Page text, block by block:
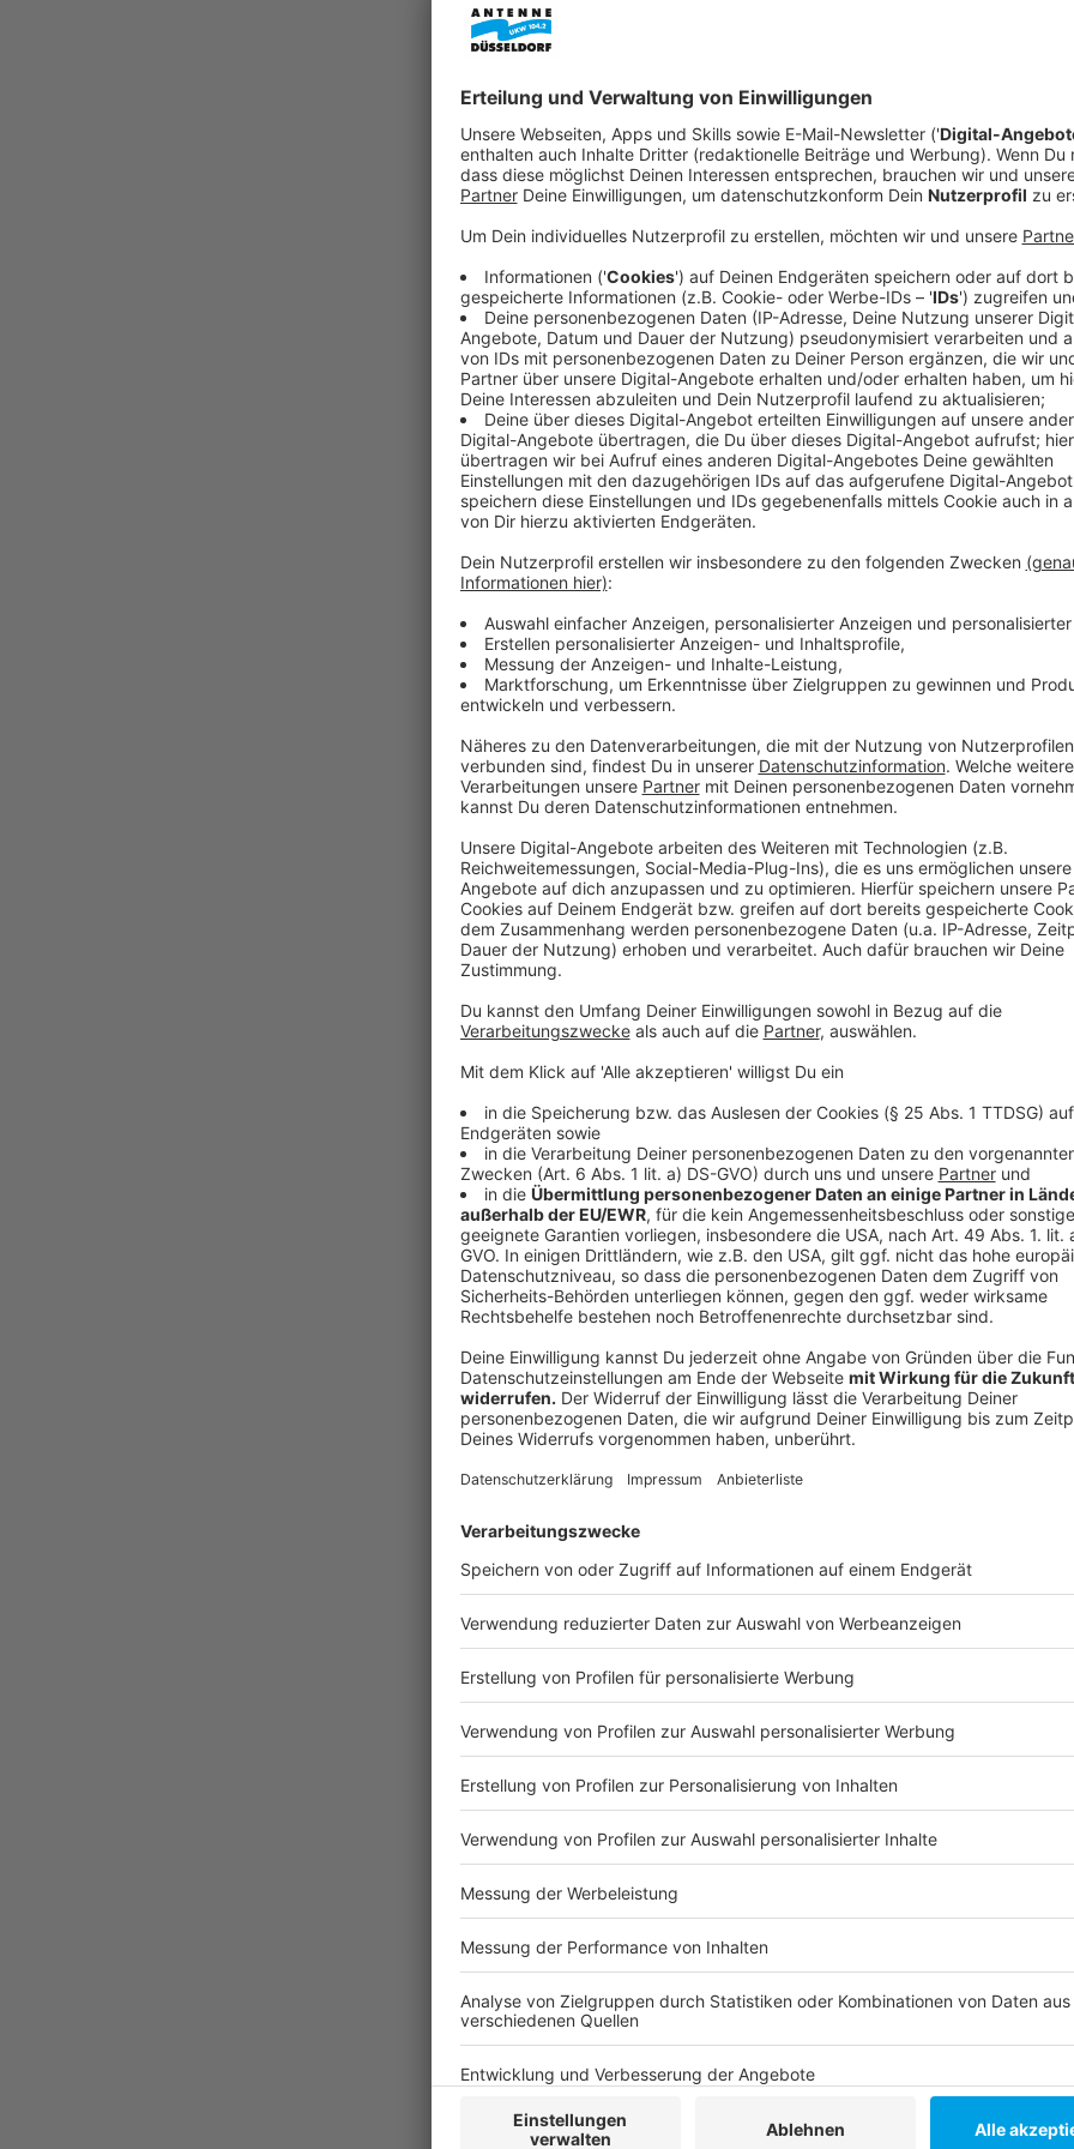
Das Statement der Polizei
Anzeige
Jannik Möller war am Samstagabend Polizeiführer
Einsatzleitung für den Abend. Ihm zufolge haben
Samstagmittag Spuren gesichert und erste
Landeskriminalamt ist demnach an den Ermittlungen
Anzeige
zum Sachstand der Ermittlungen nach dem
Statement von Polizeiführer Jannik Möller
Anzeige
Zu Theorien darüber, wie es zu dem Unfall
eingeschlagen haben, wollte sich Möller zum
allerdings keinerlei Hinweise auf eine vorsätzliche
Sicherheitsabstände nicht eingehalten worden
weiterhin in alle Richtungen, so Möller. Zudem gehe
aus. Auch hier müsse jedoch die Sichtung weiterer
abgewartet werden.
Anzeige
Das Statement der Feuerwehr
Anzeige
Stefan Böle von der Düsseldorfer Feuerwehr fasst
zusammen:
Anzeige
zum Einsatz nach dem Zwischenfall beim
Stefan Böle von der Düsseldorfer Feuerwehr
Anzeige
Mit Blick auf die 19 Verletzten gibt es eine gute
niemand mehr in Lebensgefahr:
Anzeige
zu den Verletzten nach dem Zwischenfall beim
Rheinkirmes
Stefan Böle von der Düsseldorfer Feuerwehr
Anzeige
Die verletzten Kinder sind laut Böle zwei, vier und
demnach schwer verletzt worden. Sie befinden sich